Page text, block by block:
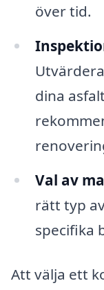
över tid.
dina
Val av
rätt typ
specifika
Att välja ett